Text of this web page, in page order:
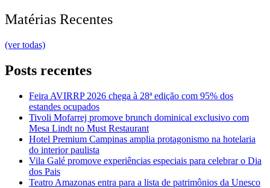
Matérias Recentes
(ver todas)
Posts recentes
Feira AVIRRP 2026 chega à 28ª edição com 95% dos
estandes ocupados
Tivoli Mofarrej promove brunch dominical exclusivo com
Mesa Lindt no Must Restaurant
Hotel Premium Campinas amplia protagonismo na hotelaria
do interior paulista
Vila Galé promove experiências especiais para celebrar o Dia
dos Pais
Teatro Amazonas entra para a lista de patrimônios da Unesco